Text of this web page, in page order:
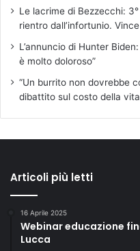
Le lacrime di Bezzecchi:
rientro dall’infortunio.
L’annuncio di Hunter
è molto doloroso”
“Un burrito non dovrebbe
dibattito sul costo della
Articoli più letti
16 Aprile 2025
Webinar educazione
Lucca